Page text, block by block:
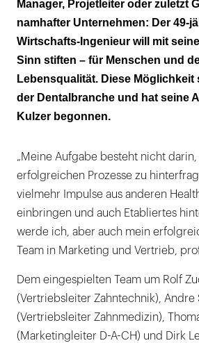
Manager, Projetleiter oder zuletzt
namhafter Unternehmen: Der 49-
Wirtschafts-Ingenieur will mit
Sinn stiften – für Menschen und
Lebensqualität. Diese Möglichkeit
der Dentalbranche und hat seine
Kulzer begonnen.
„Meine Aufgabe besteht nicht
erfolgreichen Prozesse zu
vielmehr Impulse aus anderen
einbringen und auch Etabliertes
werde ich, aber auch mein
Team in Marketing und Vertrieb,
Dem eingespielten Team um Rolf
(Vertriebsleiter Zahntechnik), Andre
(Vertriebsleiter Zahnmedizin),
(Marketingleiter D-A-CH) und Dirk